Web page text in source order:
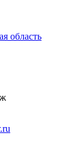
область